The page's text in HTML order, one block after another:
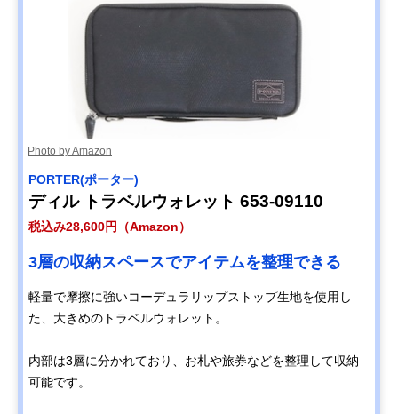
Photo by Amazon
PORTER(ポーター)
ディル トラベルウォレット 653-09110
税込み28,600円（Amazon）
3層の収納スペースでアイテムを整理できる
軽量で摩擦に強いコーデュラリップストップ生地を使用し
た、大きめのトラベルウォレット。
内部は3層に分かれており、お札や旅券などを整理して収納
可能です。